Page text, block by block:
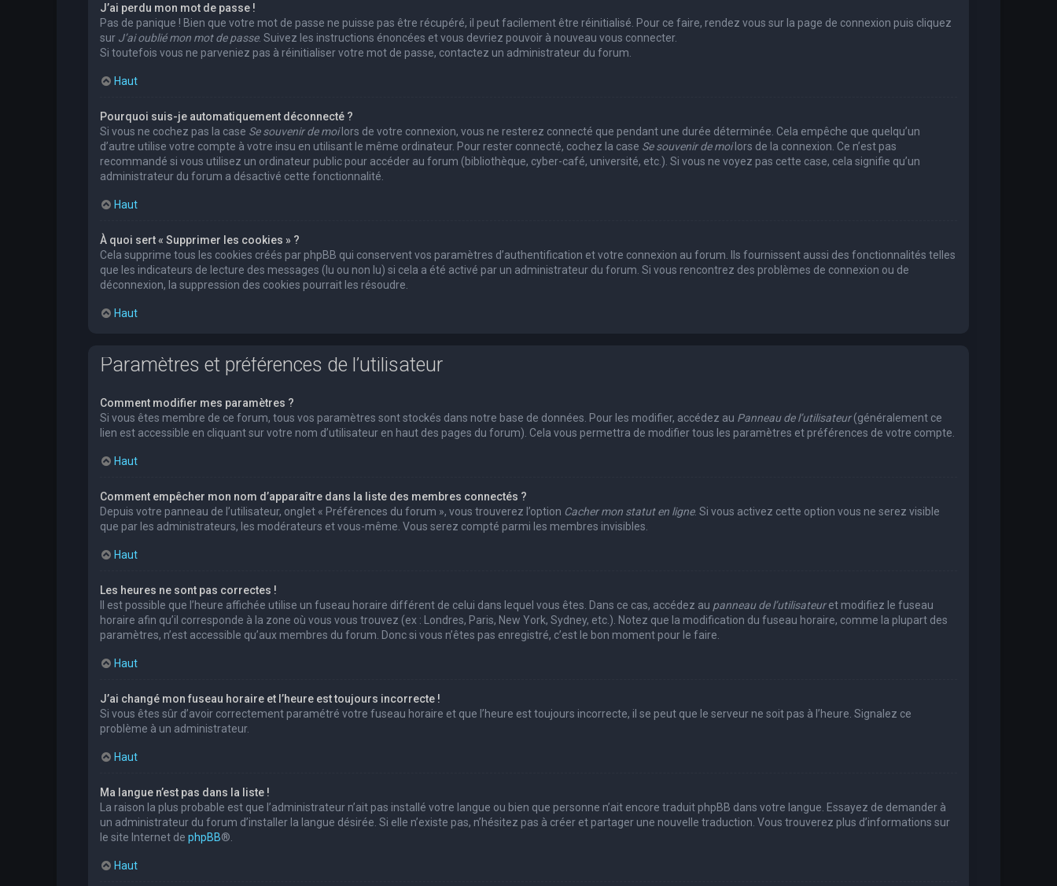
J’ai perdu mon mot de passe !
Pas de panique ! Bien que votre mot de passe ne puisse pas être récupéré, il peut facilement être réinitialisé. Pour ce faire, rendez vous sur la page de connexion puis cliquez
sur J’ai oublié mon mot de passe. Suivez les instructions énoncées et vous devriez pouvoir à nouveau vous connecter.
Si toutefois vous ne parveniez pas à réinitialiser votre mot de passe, contactez un administrateur du forum.
Haut
Pourquoi suis-je automatiquement déconnecté ?
Si vous ne cochez pas la case Se souvenir de moilors de votre connexion, vous ne resterez connecté que pendant une durée déterminée. Cela empêche que quelqu’un
d’autre utilise votre compte à votre insu en utilisant le même ordinateur. Pour rester connecté, cochez la case Se souvenir de moilors de la connexion. Ce n’est pas
recommandé si vous utilisez un ordinateur public pour accéder au forum (bibliothèque, cyber-café, université, etc.). Si vous ne voyez pas cette case, cela signifie qu’un
administrateur du forum a désactivé cette fonctionnalité.
Haut
À quoi sert « Supprimer les cookies » ?
Cela supprime tous les cookies créés par phpBB qui conservent vos paramètres d’authentification et votre connexion au forum. Ils fournissent aussi des fonctionnalités telles
que les indicateurs de lecture des messages (lu ou non lu) si cela a été activé par un administrateur du forum. Si vous rencontrez des problèmes de connexion ou de
déconnexion, la suppression des cookies pourrait les résoudre.
Haut
Paramètres et préférences de l’utilisateur
Comment modifier mes paramètres ?
Si vous êtes membre de ce forum, tous vos paramètres sont stockés dans notre base de données. Pour les modifier, accédez au Panneau de l’utilisateur(généralement ce
lien est accessible en cliquant sur votre nom d’utilisateur en haut des pages du forum). Cela vous permettra de modifier tous les paramètres et préférences de votre compte.
Haut
Comment empêcher mon nom d’apparaître dans la liste des membres connectés ?
Depuis votre panneau de l’utilisateur, onglet « Préférences du forum », vous trouverez l’option Cacher mon statut en ligne. Si vous activez cette option vous ne serez visible
que par les administrateurs, les modérateurs et vous-même. Vous serez compté parmi les membres invisibles.
Haut
Les heures ne sont pas correctes !
Il est possible que l’heure affichée utilise un fuseau horaire différent de celui dans lequel vous êtes. Dans ce cas, accédez au panneau de l’utilisateuret modifiez le fuseau
horaire afin qu’il corresponde à la zone où vous vous trouvez (ex : Londres, Paris, New York, Sydney, etc.). Notez que la modification du fuseau horaire, comme la plupart des
paramètres, n’est accessible qu’aux membres du forum. Donc si vous n’êtes pas enregistré, c’est le bon moment pour le faire.
Haut
J’ai changé mon fuseau horaire et l’heure est toujours incorrecte !
Si vous êtes sûr d’avoir correctement paramétré votre fuseau horaire et que l’heure est toujours incorrecte, il se peut que le serveur ne soit pas à l’heure. Signalez ce
problème à un administrateur.
Haut
Ma langue n’est pas dans la liste !
La raison la plus probable est que l’administrateur n’ait pas installé votre langue ou bien que personne n’ait encore traduit phpBB dans votre langue. Essayez de demander à
un administrateur du forum d’installer la langue désirée. Si elle n’existe pas, n’hésitez pas à créer et partager une nouvelle traduction. Vous trouverez plus d’informations sur
le site Internet de phpBB®.
Haut